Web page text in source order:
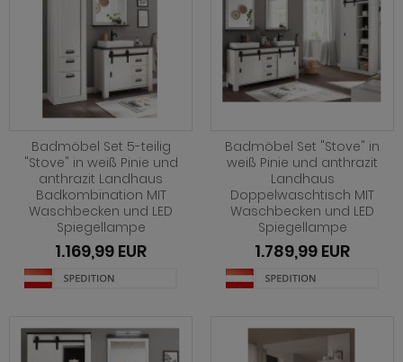
Badmöbel Set 5-teilig
"Stove" in weiß Pinie und
anthrazit Landhaus
Badkombination MIT
Waschbecken und LED
Spiegellampe
1.169,99 EUR
Badmöbel Set "Stove" in
weiß Pinie und anthrazit
Landhaus
Doppelwaschtisch MIT
Waschbecken und LED
Spiegellampe
1.789,99 EUR